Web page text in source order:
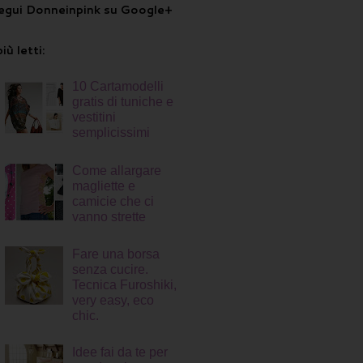
Donneinpink su Google+
letti:
10 Cartamodelli
gratis di tuniche e
vestitini
semplicissimi
Come allargare
magliette e
camicie che ci
vanno strette
Fare una borsa
senza cucire.
Tecnica Furoshiki,
very easy, eco
chic.
Idee fai da te per